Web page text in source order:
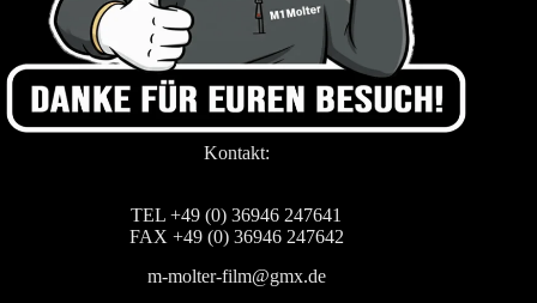
Kontakt:
TEL +49 (0) 36946 247641
FAX +49 (0) 36946 247642
m-molter-film@gmx.de